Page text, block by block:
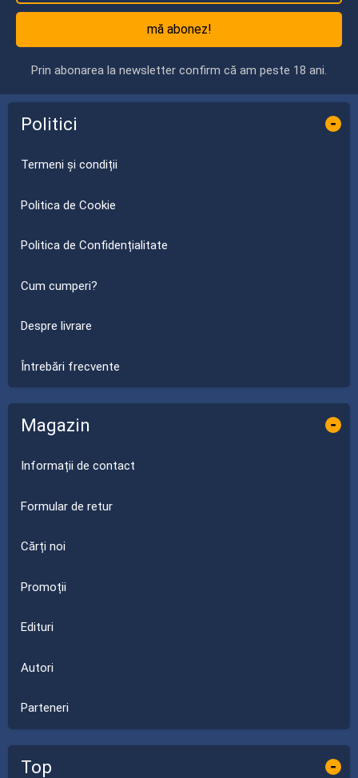
mă abonez!
Prin abonarea la newsletter confirm că am peste 18 ani.
Politici -
Termeni și condiții
Politica de Cookie
Politica de Confidențialitate
Cum cumperi?
Despre livrare
Întrebări frecvente
Magazin -
Informații de contact
Formular de retur
Cărți noi
Promoții
Edituri
Autori
Parteneri
Top -